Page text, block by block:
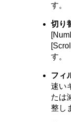
す。
切り
す。
フィ
速い
たは
整し